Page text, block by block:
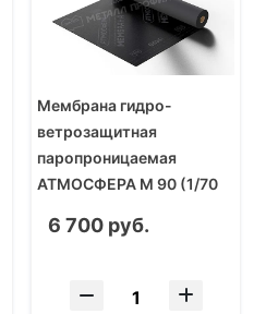
Мембрана гидро-
ветрозащитная
паропроницаемая
АТМОСФЕРА M 90 (1/70
6 700 руб.